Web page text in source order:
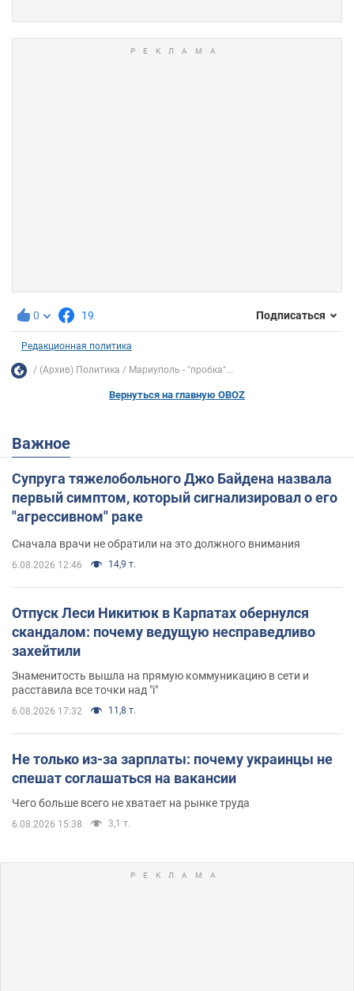
0 19 Подписаться
Редакционная политика
(Архив) Политика Мариуполь - "пробка"...
Вернуться на главную OBOZ
Важное
Супруга тяжелобольного Джо Байдена назвала
первый симптом, который сигнализировал о его
"агрессивном" раке
Сначала врачи не обратили на это должного внимания
6.08.2026 12:46 14,9 т.
Отпуск Леси Никитюк в Карпатах обернулся
скандалом: почему ведущую несправедливо
захейтили
Знаменитость вышла на прямую коммуникацию в сети и
расставила все точки над "i"
6.08.2026 17:32 11,8 т.
Не только из-за зарплаты: почему украинцы не
спешат соглашаться на вакансии
Чего больше всего не хватает на рынке труда
6.08.2026 15:38 3,1 т.